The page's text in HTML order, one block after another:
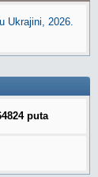
Ukrajini, 2026.
puta